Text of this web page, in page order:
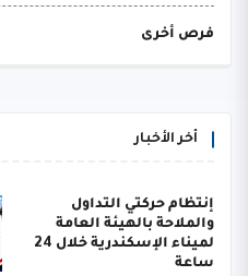
فرص أخرى
أخر الأخبار
إنتظام حركتي التداول
والملاحة بالهيئة العامة
لميناء الإسكندرية خلال 24
ساعة